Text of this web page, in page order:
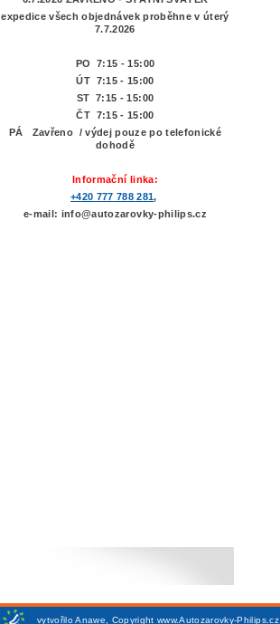
expedice všech objednávek proběhne v úterý
7.7.2026
PO 7:15 - 15:00
ÚT 7:15 - 15:00
ST 7:15 - 15:00
ČT 7:15 - 15:00
PÁ Zavřeno / výdej pouze po telefonické
dohodě
Informační linka:
+420 777 788 281,
e-mail: info@autozarovky-philips.cz
vytvořiloAnawe, Copyright www.Autozarovky-Philips.cz